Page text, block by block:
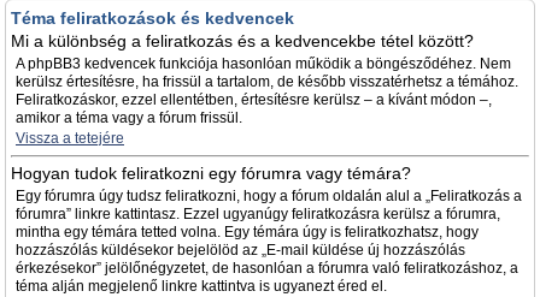
Téma feliratkozások és kedvencek
Mi a különbség a feliratkozás és a kedvencekbe tétel között?
A phpBB3 kedvencek funkciója hasonlóan működik a böngésződéhez. Nem
kerülsz értesítésre, ha frissül a tartalom, de később visszatérhetsz a témához.
Feliratkozáskor, ezzel ellentétben, értesítésre kerülsz – a kívánt módon –,
amikor a téma vagy a fórum frissül.
Vissza a tetejére
Hogyan tudok feliratkozni egy fórumra vagy témára?
Egy fórumra úgy tudsz feliratkozni, hogy a fórum oldalán alul a „Feliratkozás a
fórumra” linkre kattintasz. Ezzel ugyanúgy feliratkozásra kerülsz a fórumra,
mintha egy témára tetted volna. Egy témára úgy is feliratkozhatsz, hogy
hozzászólás küldésekor bejelölöd az „E-mail küldése új hozzászólás
érkezésekor” jelölőnégyzetet, de hasonlóan a fórumra való feliratkozáshoz, a
téma alján megjelenő linkre kattintva is ugyanezt éred el.